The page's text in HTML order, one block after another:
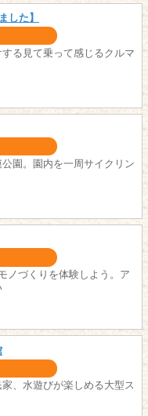
した】
する見て乗って感じるクルマ
園。園内を一周サイクリン
ノづくりを体験しよう。ア
、水遊びが楽しめる大型ス